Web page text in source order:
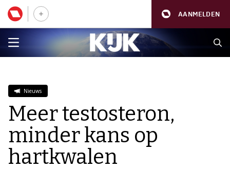
AANMELDEN
Nieuws
Meer testosteron,
minder kans op
hartkwalen